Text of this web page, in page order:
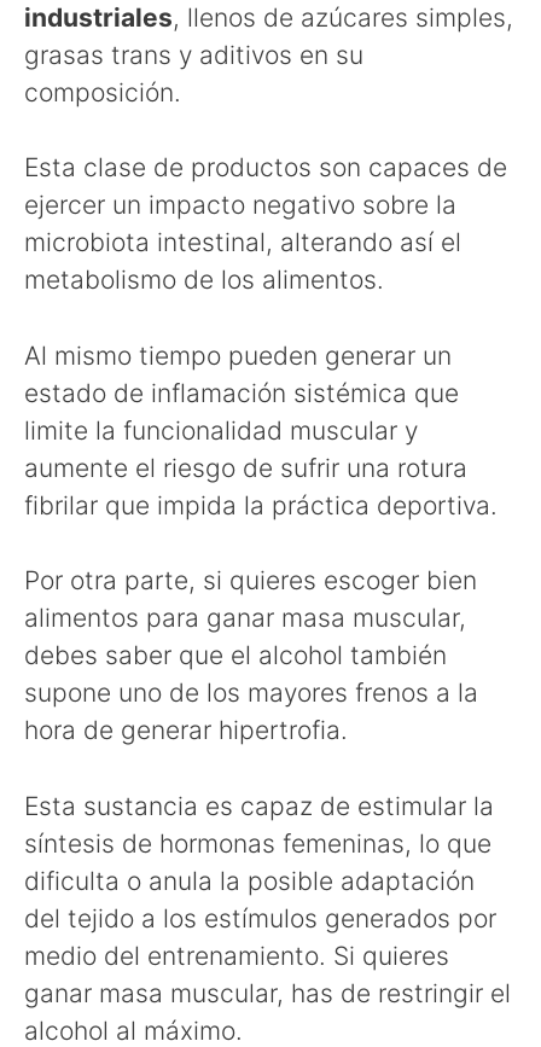
industriales, llenos de azúcares simples,
grasas trans y aditivos en su
composición.
Esta clase de productos son capaces de
ejercer un impacto negativo sobre la
microbiota intestinal, alterando así el
metabolismo de los alimentos.
Al mismo tiempo pueden generar un
estado de inflamación sistémica que
limite la funcionalidad muscular y
aumente el riesgo de sufrir una rotura
fibrilar que impida la práctica deportiva.
Por otra parte, si quieres escoger bien
alimentos para ganar masa muscular,
debes saber que el alcohol también
supone uno de los mayores frenos a la
hora de generar hipertrofia.
Esta sustancia es capaz de estimular la
síntesis de hormonas femeninas, lo que
dificulta o anula la posible adaptación
del tejido a los estímulos generados por
medio del entrenamiento. Si quieres
ganar masa muscular, has de restringir el
alcohol al máximo.